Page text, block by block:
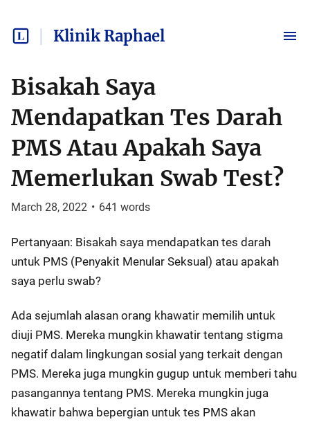
Klinik Raphael
Bisakah Saya
Mendapatkan Tes Darah
PMS Atau Apakah Saya
Memerlukan Swab Test?
March 28, 2022 • 641 words
Pertanyaan: Bisakah saya mendapatkan tes darah
untuk PMS (Penyakit Menular Seksual) atau apakah
saya perlu swab?
Ada sejumlah alasan orang khawatir memilih untuk
diuji PMS. Mereka mungkin khawatir tentang stigma
negatif dalam lingkungan sosial yang terkait dengan
PMS. Mereka juga mungkin gugup untuk memberi tahu
pasangannya tentang PMS. Mereka mungkin juga
khawatir bahwa bepergian untuk tes PMS akan